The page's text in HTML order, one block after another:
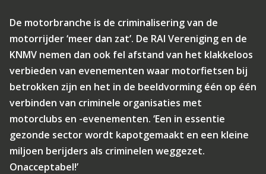
De motorbranche is de criminalisering van de
motorrijder ‘meer dan zat’. De RAI Vereniging en de
KNMV nemen dan ook fel afstand van het klakkeloos
verbieden van evenementen waar motorfietsen bij
betrokken zijn en het in de beeldvorming één op één
verbinden van criminele organisaties met
motorclubs en -evenementen. ‘Een in essentie
gezonde sector wordt kapotgemaakt en een kleine
miljoen berijders als criminelen weggezet.
Onacceptabel!’